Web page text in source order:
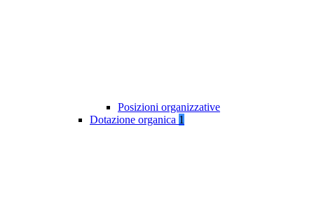
Posizioni organizzative
Dotazione organica 1